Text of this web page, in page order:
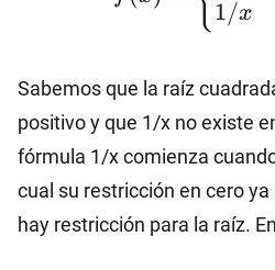
\\1/x
\text{si} \
1/x
Sabemos que la raíz
positivo y que 1/x no existe
fórmula 1/x comienza
cual su restricción en cero
hay restricción para la raíz.